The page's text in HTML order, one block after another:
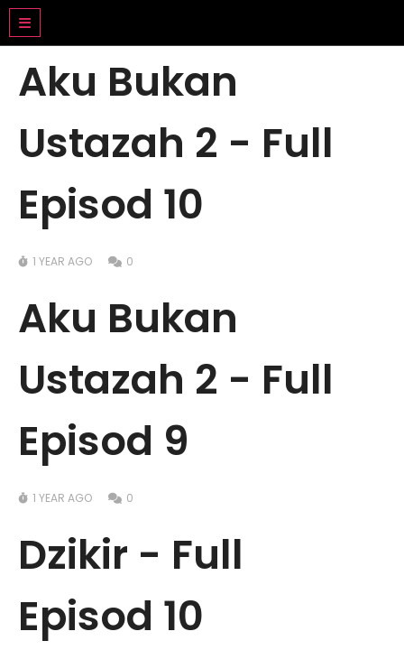
Aku Bukan
Ustazah 2 - Full
Episod 10
1 YEAR AGO 0
Aku Bukan
Ustazah 2 - Full
Episod 9
1 YEAR AGO 0
Dzikir - Full
Episod 10